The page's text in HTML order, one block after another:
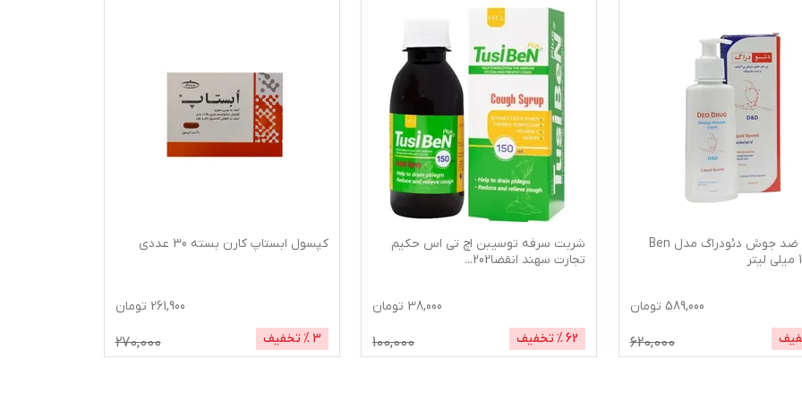
پن مایع ضد جوش دئودراگ مدل Ben
589,000 تومان
620,000
شربت سرفه توسیبن اچ تی اس حکیم
تجارت سهند انقضا202
...
38,000 تومان
62% تخفیف 100,000
کپسول ابستاپ کارن بسته 30 عددی
261,900 تومان
3 % تخفیف 270,000